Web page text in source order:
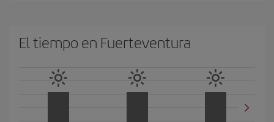
El tiempo en Fuerteventura